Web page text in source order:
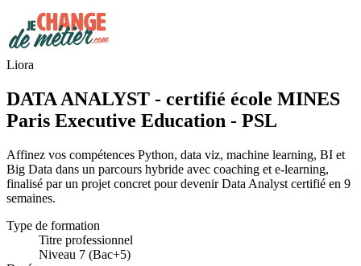
Liora
DATA ANALYST - certifié école MINES
Paris Executive Education - PSL
Affinez vos compétences Python, data viz, machine learning, BI et
Big Data dans un parcours hybride avec coaching et e-learning,
finalisé par un projet concret pour devenir Data Analyst certifié en 9
semaines.
Type de formation
Titre professionnel
Niveau 7 (Bac+5)